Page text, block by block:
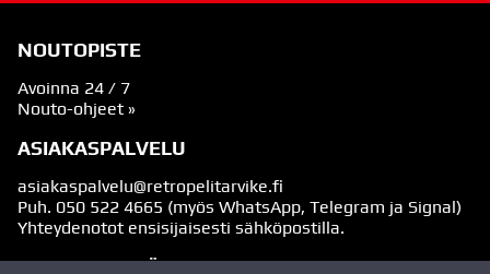
NOUTOPISTE
Avoinna 24 / 7
Nouto-ohjeet »
ASIAKASPALVELU
asiakaspalvelu@retropelitarvike.fi
Puh. 050 522 4665 (myös WhatsApp, Telegram ja Signal)
Yhteydenotot ensisijaisesti sähköpostilla.
SEURAA MEITÄ